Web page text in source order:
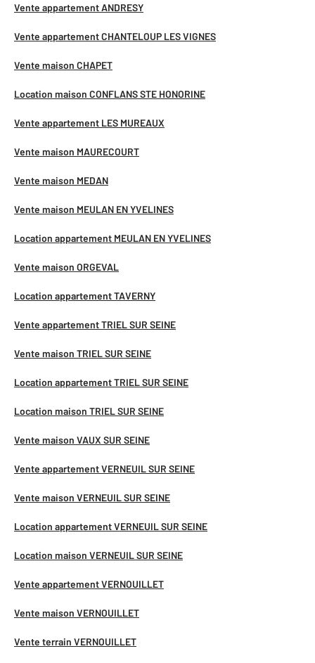
Vente appartement ANDRESY
Vente appartement CHANTELOUP LES VIGNES
Vente maison CHAPET
Location maison CONFLANS STE HONORINE
Vente appartement LES MUREAUX
Vente maison MAURECOURT
Vente maison MEDAN
Vente maison MEULAN EN YVELINES
Location appartement MEULAN EN YVELINES
Vente maison ORGEVAL
Location appartement TAVERNY
Vente appartement TRIEL SUR SEINE
Vente maison TRIEL SUR SEINE
Location appartement TRIEL SUR SEINE
Location maison TRIEL SUR SEINE
Vente maison VAUX SUR SEINE
Vente appartement VERNEUIL SUR SEINE
Vente maison VERNEUIL SUR SEINE
Location appartement VERNEUIL SUR SEINE
Location maison VERNEUIL SUR SEINE
Vente appartement VERNOUILLET
Vente maison VERNOUILLET
Vente terrain VERNOUILLET